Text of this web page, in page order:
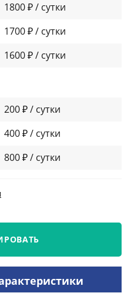
1800 ₽ / сутки
1700 ₽ / сутки
1600 ₽ / сутки
200 ₽ / сутки
400 ₽ / сутки
800 ₽ / сутки